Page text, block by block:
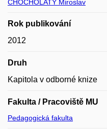
CHOCHOLATÝ Miroslav
Rok publikování
2012
Druh
Kapitola v odborné knize
Fakulta / Pracoviště MU
Pedagogická fakulta